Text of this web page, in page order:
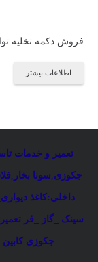
فروش دکمه تخلیه توالت
اطلاعات بیشتر
تعمیر و خدمات
جکوزی,سونا بخار ,
داخلی:کاغذ
سینک _گاز _فر
جکوزی